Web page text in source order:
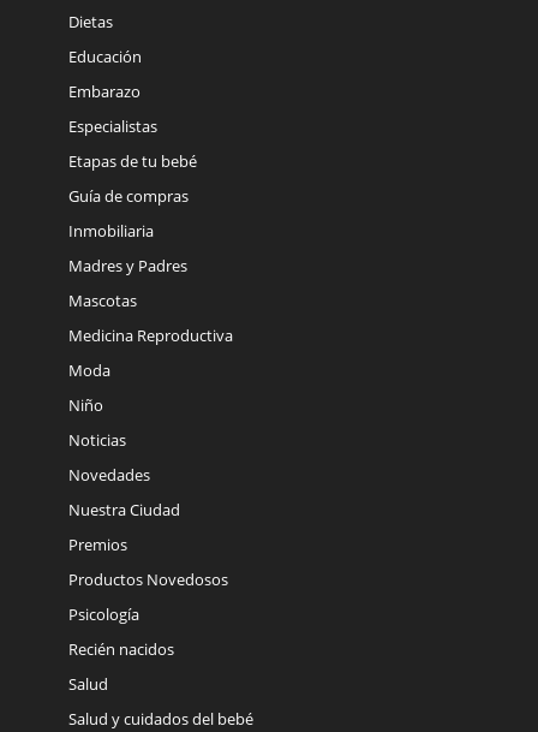
Dietas
Educación
Embarazo
Especialistas
Etapas de tu bebé
Guía de compras
Inmobiliaria
Madres y Padres
Mascotas
Medicina Reproductiva
Moda
Niño
Noticias
Novedades
Nuestra Ciudad
Premios
Productos Novedosos
Psicología
Recién nacidos
Salud
Salud y cuidados del bebé